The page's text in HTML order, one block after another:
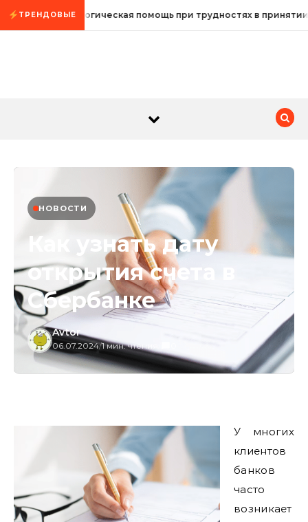
Промотать к содержимому
ТРЕНДОВЫЕ
Психологическая помощь при трудностях в
НОВОСТИ
Как узнать дату
открытия счета в
Сбербанке
Avtor
06.07.2024/1 мин. чтения
У многих
клиентов
банков
часто
возникает